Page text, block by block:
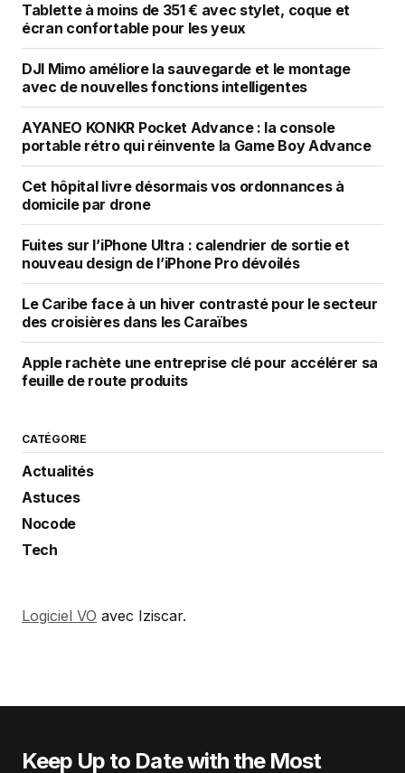
Tablette à moins de 351 € avec stylet, coque et
écran confortable pour les yeux
DJI Mimo améliore la sauvegarde et le montage
avec de nouvelles fonctions intelligentes
AYANEO KONKR Pocket Advance : la console
portable rétro qui réinvente la Game Boy Advance
Cet hôpital livre désormais vos ordonnances à
domicile par drone
Fuites sur l’iPhone Ultra : calendrier de sortie et
nouveau design de l’iPhone Pro dévoilés
Le Caribe face à un hiver contrasté pour le secteur
des croisières dans les Caraïbes
Apple rachète une entreprise clé pour accélérer sa
feuille de route produits
CATÉGORIE
Actualités
Astuces
Nocode
Tech
Logiciel VO avec Iziscar.
Keep Up to Date with the Most